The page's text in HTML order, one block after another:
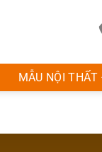
MẪU NỘI THẤT